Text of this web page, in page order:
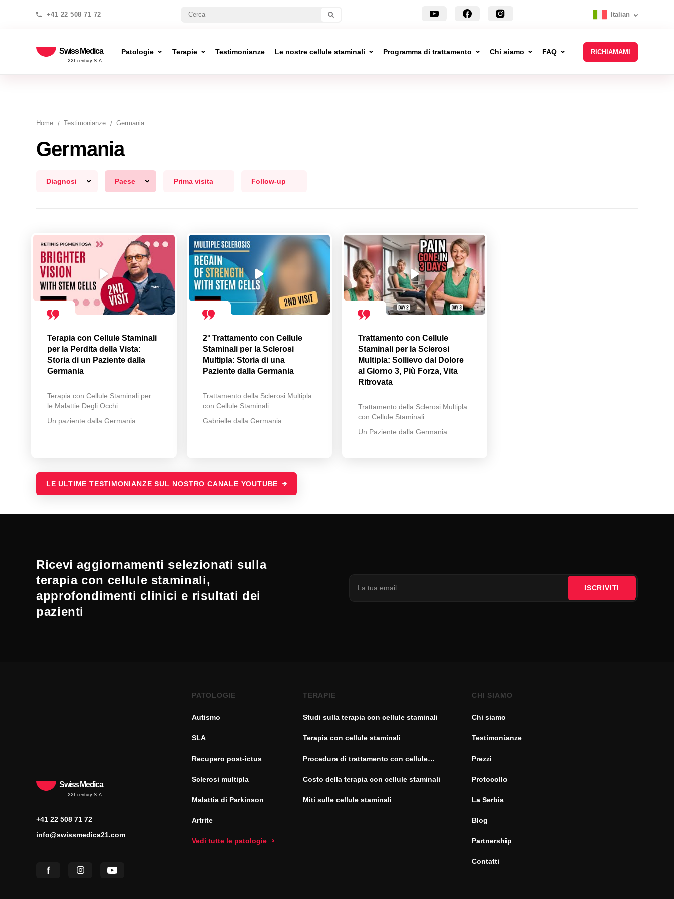
+41 22 508 71 72 Italian
Swiss Medica
XXI century S.A.
Patologie Terapie Testimonianze Le nostre cellule staminali Programma di trattamento Chi siamo FAQ RICHIAMAMI
Home Testimonianze Germania
Germania
Diagnosi Paese Prima visita Follow-up
Terapia con Cellule Staminali
per la Perdita della Vista:
Storia di un Paziente dalla
Germania
Terapia con Cellule Staminali per
le Malattie Degli Occhi
Un paziente dalla Germania
2° Trattamento con Cellule
Staminali per la Sclerosi
Multipla: Storia di una
Paziente dalla Germania
Trattamento della Sclerosi Multipla
con Cellule Staminali
Gabrielle dalla Germania
Trattamento con Cellule
Staminali per la Sclerosi
Multipla: Sollievo dal Dolore
al Giorno 3, Più Forza, Vita
Ritrovata
Trattamento della Sclerosi Multipla
con Cellule Staminali
Un Paziente dalla Germania
LE ULTIME TESTIMONIANZE SUL NOSTRO CANALE YOUTUBE
Ricevi aggiornamenti selezionati sulla
terapia con cellule staminali,
approfondimenti clinici e risultati dei
pazienti
ISCRIVITI
Swiss Medica
XXI century S.A.
+41 22 508 71 72
info@swissmedica21.com
PATOLOGIE
Autismo
SLA
Recupero post-ictus
Sclerosi multipla
Malattia di Parkinson
Artrite
Vedi tutte le patologie
TERAPIE
Studi sulla terapia con cellule staminali
Terapia con cellule staminali
Procedura di trattamento con cellule
Costo della terapia con cellule staminali
Miti sulle cellule staminali
CHI SIAMO
Chi siamo
Testimonianze
Prezzi
Protocollo
La Serbia
Blog
Partnership
Contatti